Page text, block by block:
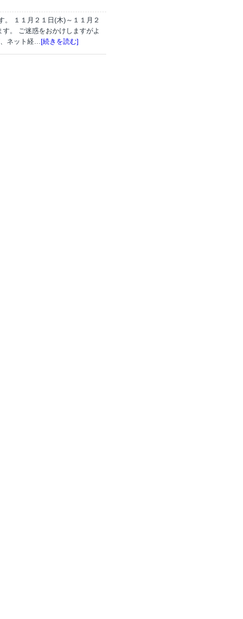
。 １１月２１日(木)～１１月２
。 ご迷惑をおかけしますがよ
ネット経… [続きを読む]